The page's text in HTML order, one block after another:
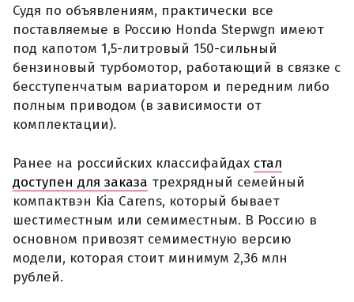
Судя по объявлениям, практически все
поставляемые в Россию Honda Stepwgn имеют
под капотом 1,5-литровый 150-сильный
бензиновый турбомотор, работающий в связке с
бесступенчатым вариатором и передним либо
полным приводом (в зависимости от
комплектации).
Ранее на российских классифайдах стал
доступен для заказа трехрядный семейный
компактвэн Kia Carens, который бывает
шестиместным или семиместным. В Россию в
основном привозят семиместную версию
модели, которая стоит минимум 2,36 млн
рублей.